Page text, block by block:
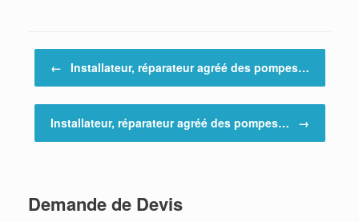
← Installateur, réparateur agréé des pompes…
Installateur, réparateur agréé des pompes… →
Demande de Devis